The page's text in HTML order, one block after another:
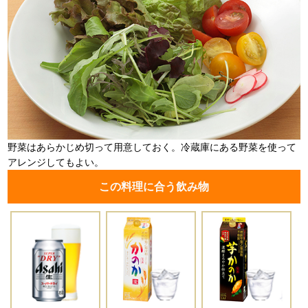
野菜はあらかじめ切って用意しておく。冷蔵庫にある野菜を使って
アレンジしてもよい。
この料理に合う飲み物